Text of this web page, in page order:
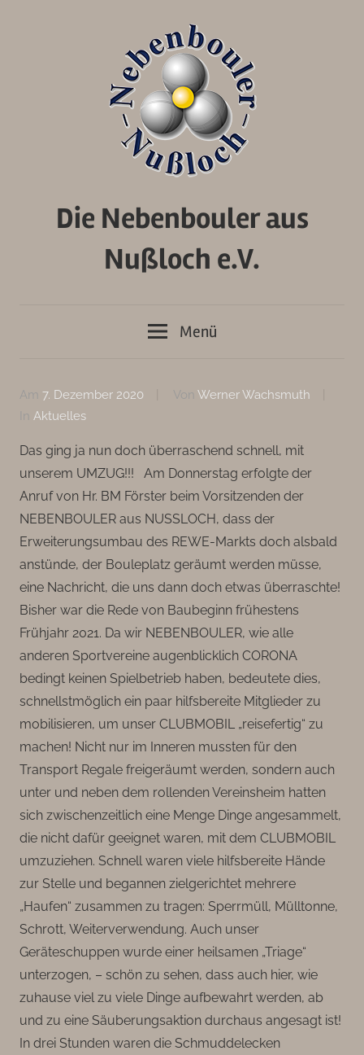
Die Nebenbouler aus
Nußloch e.V.
Menü
Am 7. Dezember 2020 Von Werner Wachsmuth
In Aktuelles
Das ging ja nun doch überraschend schnell, mit
unserem UMZUG!!! Am Donnerstag erfolgte der
Anruf von Hr. BM Förster beim Vorsitzenden der
NEBENBOULER aus NUSSLOCH, dass der
Erweiterungsumbau des REWE-Markts doch alsbald
anstünde, der Bouleplatz geräumt werden müsse,
eine Nachricht, die uns dann doch etwas überraschte!
Bisher war die Rede von Baubeginn frühestens
Frühjahr 2021. Da wir NEBENBOULER, wie alle
anderen Sportvereine augenblicklich CORONA
bedingt keinen Spielbetrieb haben, bedeutete dies,
schnellstmöglich ein paar hilfsbereite Mitglieder zu
mobilisieren, um unser CLUBMOBIL „reisefertig“ zu
machen! Nicht nur im Inneren mussten für den
Transport Regale freigeräumt werden, sondern auch
unter und neben dem rollenden Vereinsheim hatten
sich zwischenzeitlich eine Menge Dinge angesammelt,
die nicht dafür geeignet waren, mit dem CLUBMOBIL
umzuziehen. Schnell waren viele hilfsbereite Hände
zur Stelle und begannen zielgerichtet mehrere
„Haufen“ zusammen zu tragen: Sperrmüll, Mülltonne,
Schrott, Weiterverwendung. Auch unser
Geräteschuppen wurde einer heilsamen „Triage“
unterzogen, – schön zu sehen, dass auch hier, wie
zuhause viel zu viele Dinge aufbewahrt werden, ab
und zu eine Säuberungsaktion durchaus angesagt ist!
In drei Stunden waren die Schmuddelecken